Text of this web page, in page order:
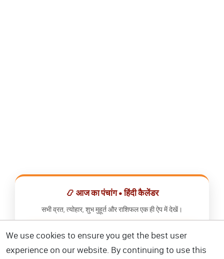
📿 आज का पंचांग • हिंदी कैलेंडर
सभी व्रत, त्योहार, शुभ मुहूर्त और राशिफल एक ही ऐप में देखें।
📅 हिंदी कैलेंडर ऐप डाउनलोड करें
We use cookies to ensure you get the best user
experience on our website. By continuing to use this